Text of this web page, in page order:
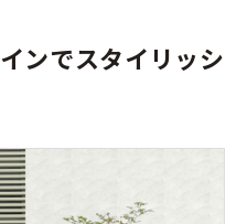
ンでスタイリッシ